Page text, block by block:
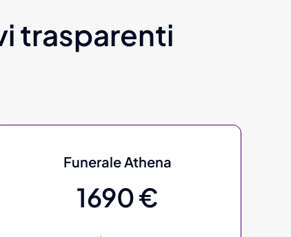
trasparenti
Funerale Athena
1690 €